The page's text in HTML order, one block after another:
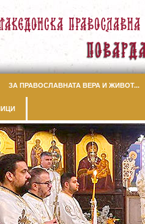
ЗА ПРАВОСЛАВНАТА ВЕРА И ЖИВОТ...